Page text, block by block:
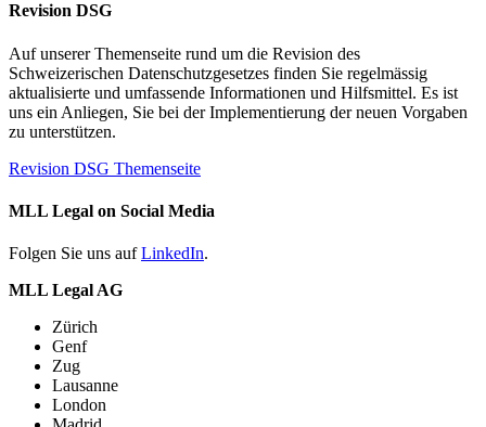
Revision DSG
Auf unserer Themenseite rund um die Revision des
Schweizerischen Datenschutzgesetzes finden Sie regelmässig
aktualisierte und umfassende Informationen und Hilfsmittel. Es ist
uns ein Anliegen, Sie bei der Implementierung der neuen Vorgaben
zu unterstützen.
Revision DSG Themenseite
MLL Legal on Social Media
Folgen Sie uns aufLinkedIn.
MLL Legal AG
Zürich
Genf
Zug
Lausanne
London